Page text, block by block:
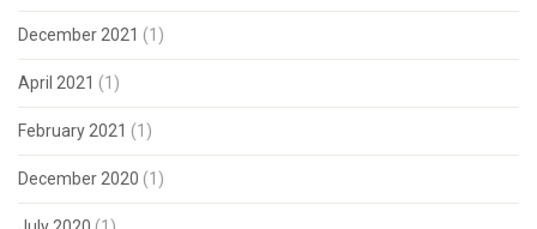
December 2021 (1)
April 2021 (1)
February 2021 (1)
December 2020 (1)